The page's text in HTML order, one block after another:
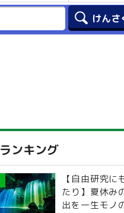
ランキング
【自由研究に
たり】夏休み
出を一生モノ